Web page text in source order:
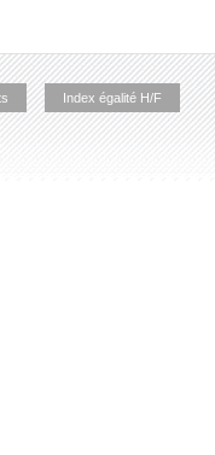
Index égalité H/F